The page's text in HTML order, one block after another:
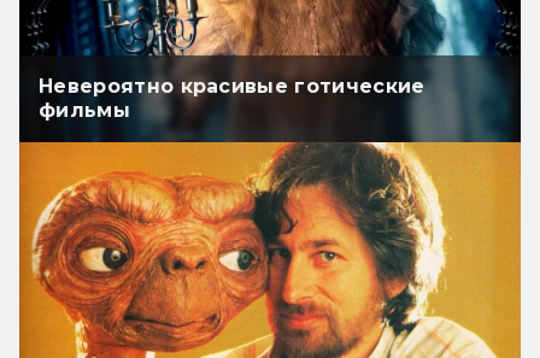
Невероятно красивые готические
фильмы